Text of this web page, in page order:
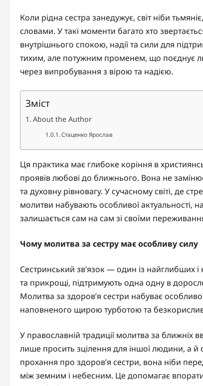
Коли рідна сестра занедужує, світ ніби
словами. У такі моменти багато хто
внутрішнього спокою, надії та сили для
тихим, але потужним променем, що поєднує
через випробування з вірою та надією.
Зміст
About the Author
Стаценко Ярослав
Ця практика має глибоке коріння в
проявів любові до ближнього. Вона не
та духовну рівновагу. У сучасному світі, де
молитви набувають особливої актуальності,
залишається сам на сам зі своїми
Чому молитва за сестру має особливу силу
Сестринський зв’язок — один із найглибших
та прикрощі, підтримують одна одну в
Молитва за здоров’я сестри набуває
наповненого щирою турботою та
У православній традиції молитва за ближніх
лише просить зцілення для іншої людини, а
прохання про здоров’я сестри, вона ніби
між земним і небесним. Це допомагає